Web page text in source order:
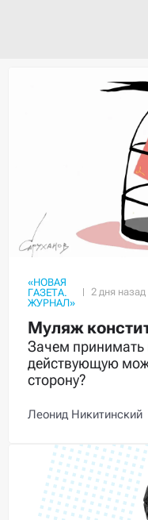
«НОВАЯ
ГАЗЕТА.
ЖУРНАЛ»
Муляж
Зачем принимать
действующую
сторону?
Леонид Никитинский